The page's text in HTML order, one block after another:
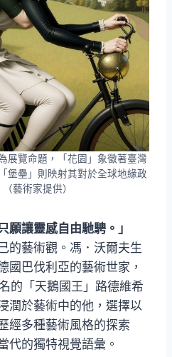
展覽命題，「花園」象徵著臺灣
堡壘」則映射其對於全球地緣政
藝術家提供）
願讓靈感自由馳騁。」
的藝術觀。馮．沃爾夫生
國巴伐利亞的藝術世家，
的「天鵝國王」路德維希
潤於藝術中的他，選擇以
經多種藝術風格的探索
代的獨特視覺語彙。